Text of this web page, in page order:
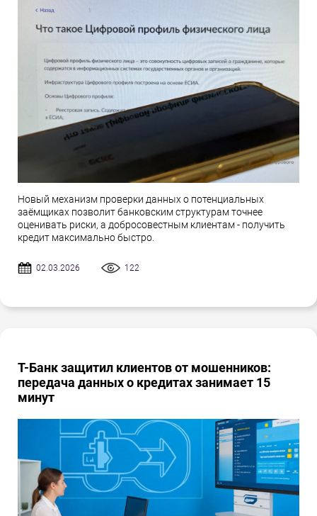
Новый механизм проверки данных о потенциальных
заёмщиках позволит банковским структурам точнее
оценивать риски, а добросовестным клиентам - получить
кредит максимально быстро.
02.03.2026 122
Т-Банк защитил клиентов от мошенников:
передача данных о кредитах занимает 15
минут